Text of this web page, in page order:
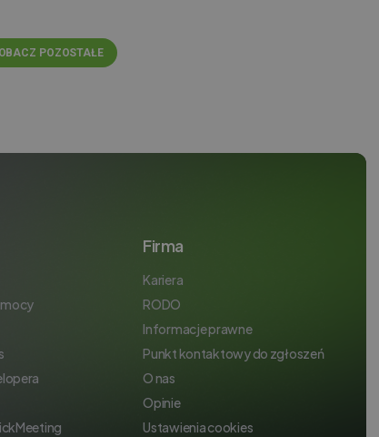
POZOSTAŁE
Firma
Kariera
RODO
Informacje prawne
Punkt kontaktowy do zgłoszeń
O nas
Opinie
Ustawienia cookies